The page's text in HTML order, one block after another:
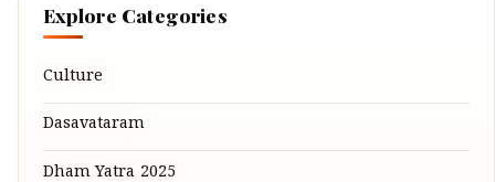
Explore Categories
Culture
Dasavataram
Dham Yatra 2025